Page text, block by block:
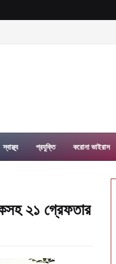
এমপি বীর মুক্তিযোদ্ধা সিরাজুল ইসলাম সরদার
স্বাস্থ্য প্রযুক্তি করোনা ভাইরাস
২১ গ্রেফতার